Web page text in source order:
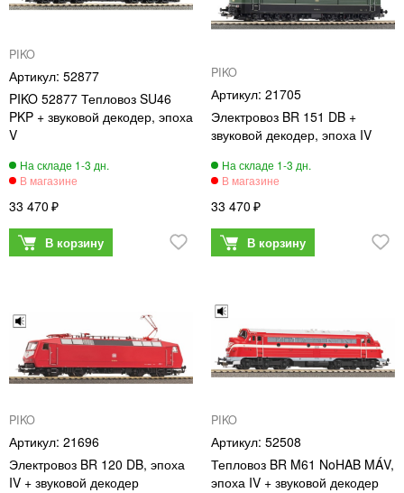
PIKO
52877
PIKO 52877 Тепловоз SU46
PKP + звуковой декодер, эпоха
V
33 470
PIKO
21705
Электровоз BR 151 DB +
звуковой декодер, эпоха IV
33 470
PIKO
21696
Электровоз BR 120 DB, эпоха
IV + звуковой декодер
PIKO
52508
Тепловоз BR M61 NoHAB MÁV,
эпоха IV + звуковой декодер